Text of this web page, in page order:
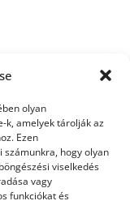
olyan
k, amelyek tárolják az
Ezen
hogy olyan
viselkedés
vagy
funkciókat és